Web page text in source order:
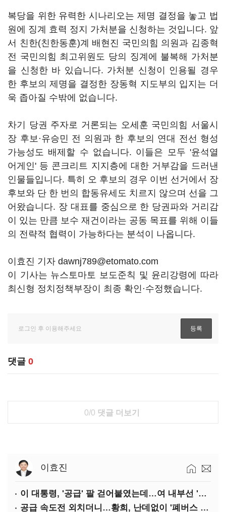
복당을 위한 유력한 시나리오는 제명 결정을 놓고 법
원에 징계 효력 정지 가처분을 신청하는 것입니다. 앞
서 친한(친한동훈)계 배현진 국민의힘 의원과 김종혁
전 국민의힘 최고위원도 당의 징계에 불복해 가처분
을 신청한 바 있습니다. 가처분 신청이 인용될 경우
한 후보의 제명을 결정한 장동혁 지도부의 입지는 더
욱 좁아질 수밖에 없습니다.
차기 당권 주자로 거론되는 오세훈 국민의힘 서울시
장 후보·유승민 전 의원과 한 후보의 연대 전선 형성
가능성도 배제할 수 없습니다. 이들은 모두 '윤석열
어게인' 등 콘크리트 지지층에 대한 거부감을 드러낸
인물들입니다. 특히 오 후보의 경우 이번 선거에서 장
후보와 단 한 번의 합동유세도 치르지 않으며 선을 그
어왔습니다. 장 대표를 중심으로 한 당권파와 거리감
이 있는 만큼 보수 재건이라는 공동 목표를 위해 이들
의 전략적 협력이 가능하다는 분석이 나옵니다.
이효진 기자 dawnj789@etomato.com
이 기사는 뉴스토마토 보도준칙 및 윤리강령에 따라
최신형 정치정책부장이 최종 확인·수정했습니다.
댓글 0
0/0 댓글 더보기
이효진
이 대통령, '공급' 팔 걷어붙였는데…여 내부선 '부동산 망언'(종합)
공급 속도전 외치더니…황희, 난데없이 '폐버스 리모델링' 제안